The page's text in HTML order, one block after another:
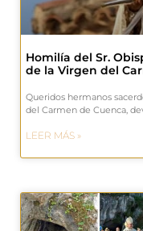
Homilía del Sr.
de la Virgen del
Queridos hermanos
del Carmen de Cuenca,
LEER MÁS »